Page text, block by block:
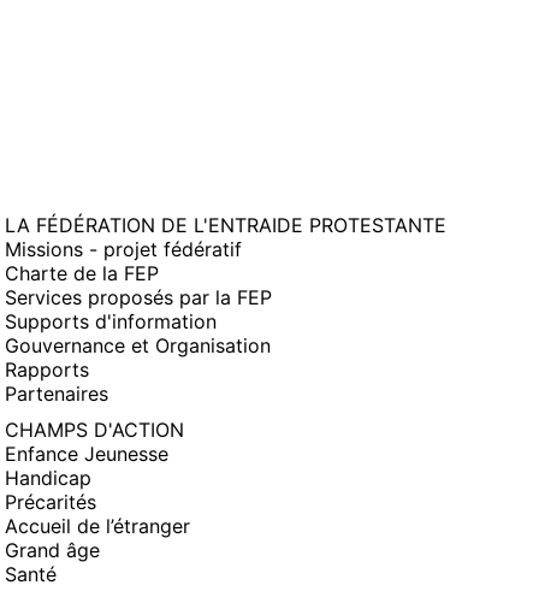
LA FÉDÉRATION DE L'ENTRAIDE PROTESTANTE
Missions - projet fédératif
Charte de la FEP
Services proposés par la FEP
Supports d'information
Gouvernance et Organisation
Rapports
Partenaires
CHAMPS D'ACTION
Enfance Jeunesse
Handicap
Précarités
Accueil de l’étranger
Grand âge
Santé